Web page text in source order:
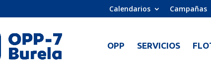
Calendarios Campañas
OPP SERVICIOS